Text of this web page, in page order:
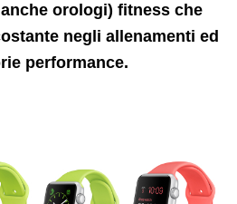
orologi) fitness che
negli allenamenti ed
performance.